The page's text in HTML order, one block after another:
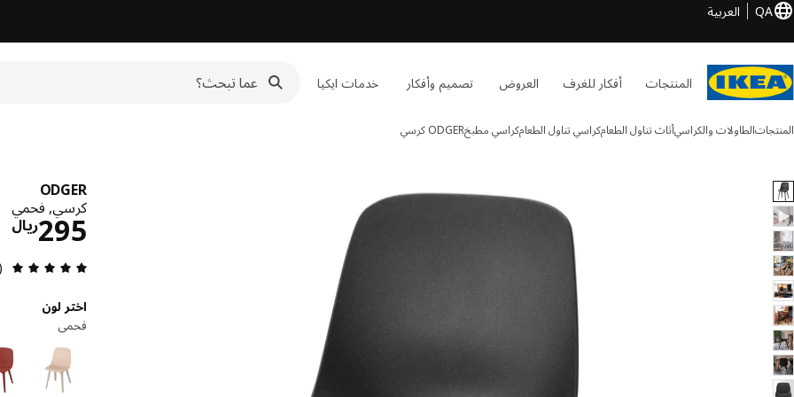
QA العربية
المنتجات أفكار للغرف العروض تصميم وأفكار خدمات ايكيا
المنتجاتالطاولات والكراسيأثاث تناول الطعامكراسي تناول الطعامكراسي مطبخODGER كرسي
12 ODGER الصورالصور
ODGER
كرسي, فحمي
ريال295
(3)
اختر لون
فحمي